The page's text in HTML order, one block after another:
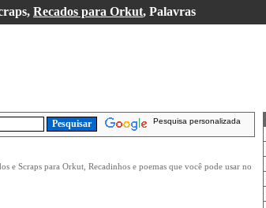
Recados para Orkut, Palavras
Pesquisa personalizada
e Scraps para Orkut, Recadinhos e poemas que você pode usar no